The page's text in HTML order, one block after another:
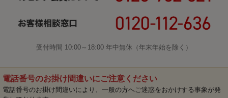
受付時間 10:00～18:00 年中無休（年末年始を除く）
電話番号のお掛け間違いにご注意ください
電話番号のお掛け間違いにより、一般の方へご迷惑をおかけする事象が発